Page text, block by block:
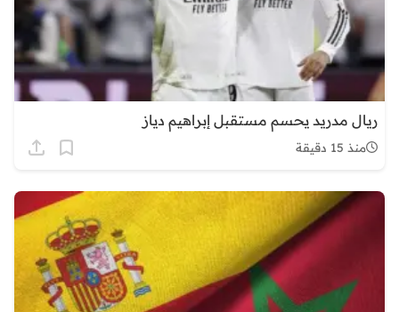
ريال مدريد يحسم مستقبل إبراهيم دياز
منذ 15 دقيقة